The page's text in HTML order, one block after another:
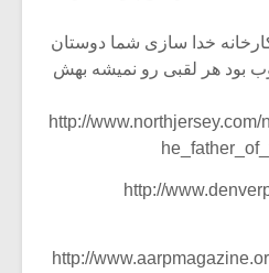
کارخانه خدا سازی شما دوستان
بود هر لقبی رو نمیشه بهش
http://
http://
http://